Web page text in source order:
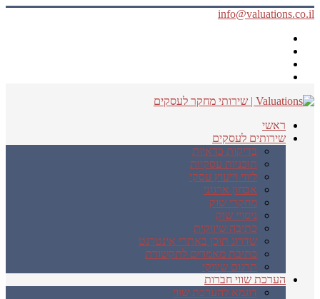
info@valuations.co.il
ראשי
שירותים לעסקים
בדיקות כדאיות
תוכניות עסקיות
ליווי וייעוץ עסקי
אבחון ארגוני
מחקרי שוק
ניסויי שוק
כתיבה שיווקית
שדרוג תוכן באתרי אינטרנט
כתיבת מאמרים לתקשורת
תרגום שיווקי
הערכת שווי חברות
דוגמא להערכת שווי